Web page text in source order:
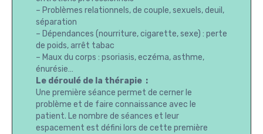
– Problèmes relationnels, de couple, sexuels, deuil,
séparation
– Dépendances (nourriture, cigarette, sexe) : perte
de poids, arrêt tabac
– Maux du corps : psoriasis, eczéma, asthme,
énurésie…
Le déroulé de la thérapie :
Une première séance permet de cerner le
problème et de faire connaissance avec le
patient. Le nombre de séances et leur
espacement est défini lors de cette première